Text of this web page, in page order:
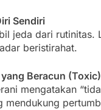
Sendiri
jeda dari rutinitas.
beristirahat.
Beracun (Toxic)
mengatakan
mendukung